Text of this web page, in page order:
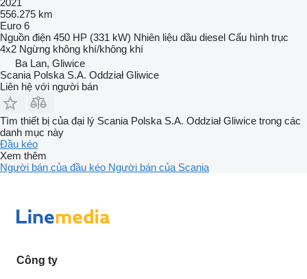
2021
556.275 km
Euro 6
Nguồn điện 450 HP (331 kW) Nhiên liệu dầu diesel Cấu hình trục
4x2 Ngừng không khí/không khí
Ba Lan, Gliwice
Scania Polska S.A. Oddział Gliwice
Liên hệ với người bán
Tìm thiết bị của đại lý Scania Polska S.A. Oddział Gliwice trong các
danh mục này
Đầu kéo
Xem thêm
Người bán của đầu kéo Người bán của Scania
Công ty